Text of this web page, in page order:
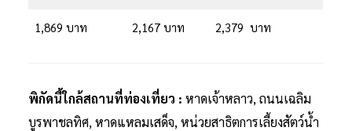
1,869 บาท 2,167 บาท 2,379 บาท
พิกัดนี้ใกล้สถานที่ท่องเที่ยว : หาดเจ้าหลาว, ถนนเฉลิม
บูรพาชลทิศ, หาดแหลมเสด็จ, หน่วยสาธิตการเลี้ยงสัตว์น้ำ